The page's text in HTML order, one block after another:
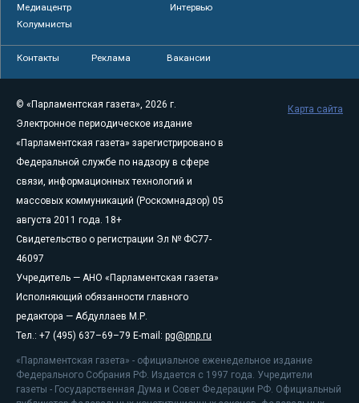
Медиацентр
Интервью
Колумнисты
Контакты Реклама Вакансии
© «Парламентская газета», 2026 г.
Электронное периодическое издание
«Парламентская газета» зарегистрировано в
Федеральной службе по надзору в сфере
связи, информационных технологий и
массовых коммуникаций (Роскомнадзор) 05
августа 2011 года. 18+
Свидетельство о регистрации Эл № ФС77-
46097
Учредитель — АНО «Парламентская газета»
Исполняющий обязанности главного
редактора — Абдуллаев М.Р.
Тел.: +7 (495) 637–69–79 E-mail: pg@pnp.ru
«Парламентская газета» - официальное еженедельное издание
Федерального Собрания РФ. Издается с 1997 года. Учредители
газеты - Государственная Дума и Совет Федерации РФ. Официальный
Карта сайта